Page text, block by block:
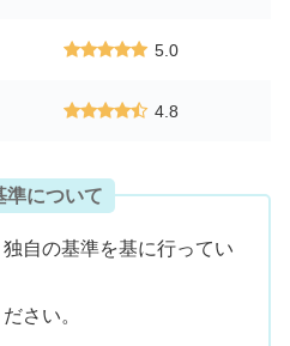
5.0
4.8
準について
自の基準を基に行ってい
さい。